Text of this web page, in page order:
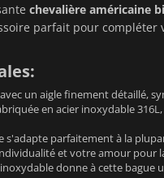
chevalière américaine
parfait pour
un aigle finement détaillé,
en acier inoxydable
s'adapte parfaitement à la
et votre amour pour
donne à cette bague